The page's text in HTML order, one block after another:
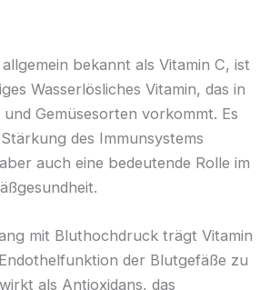
bekannt als Vitamin C, ist
Wasserlösliches Vitamin, das in
Gemüsesorten vorkommt. Es
des Immunsystems
auch eine bedeutende Rolle im
mit Bluthochdruck trägt Vitamin
der Blutgefäße zu
als Antioxidans, das